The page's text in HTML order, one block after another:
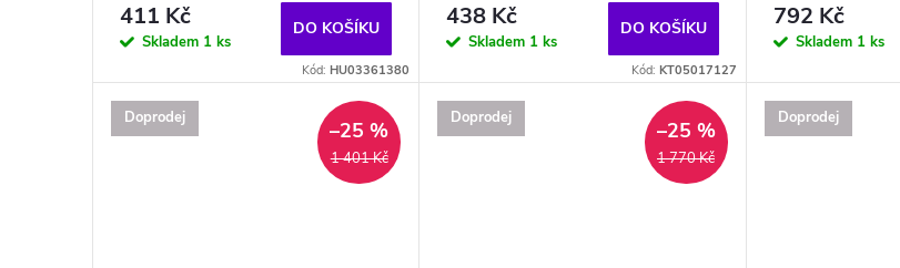
411 Kč
Skladem 1 ks
DO KOŠÍKU
Kód:HU03361380
438 Kč
Skladem 1 ks
DO KOŠÍKU
Kód: KT05017127
792 Kč
Skladem 1 ks
Doprodej
1 401 Kč
–25 % Doprodej
1 770 Kč
–25 % Doprodej